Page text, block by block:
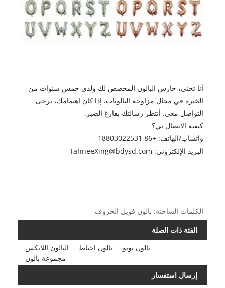
أنا تحني، حارس البالون المخصص لك ولدي خمس سنوات من
الخبرة في مجال مزاوجة البالونات. إذا كان اهتمامك، يرجى
التواصل معي. أنتظر رسالتك بفارغ الصبر.
كيفية الاتصال بي؟
واتساب/الهاتف: +86 18803022531
البريد الإلكتروني: TahneeXing@bdysd.com
الكلمات الساخنة: بالون فويل الحروف
الفئة ذات الصلة
البالون اللاتكس
بالون احباط
بالون بوبو
مجموعة بالون
إرسال استفسار